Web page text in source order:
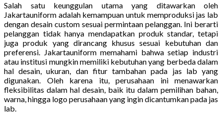
Salah satu keunggulan utama yang ditawarkan oleh
Jakartauniform adalah kemampuan untuk memproduksi jas lab
dengan desain custom sesuai permintaan pelanggan. Ini berarti
pelanggan tidak hanya mendapatkan produk standar, tetapi
juga produk yang dirancang khusus sesuai kebutuhan dan
preferensi. Jakartauniform memahami bahwa setiap industri
atau institusi mungkin memiliki kebutuhan yang berbeda dalam
hal desain, ukuran, dan fitur tambahan pada jas lab yang
digunakan. Oleh karena itu, perusahaan ini menawarkan
fleksibilitas dalam hal desain, baik itu dalam pemilihan bahan,
warna, hingga logo perusahaan yang ingin dicantumkan pada jas
lab.